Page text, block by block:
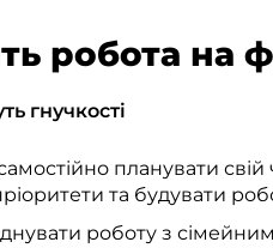
робота на
гнучкості
планувати
та будувати
роботу з